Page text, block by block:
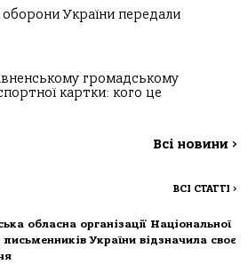
України передали
громадському
картки: кого це
Всі новини >
ВСІ СТАТТІ >
обласна організації Національної
письменників України відзначила своє